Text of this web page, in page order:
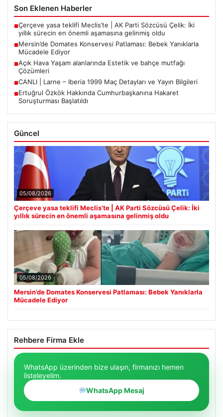
Son Eklenen Haberler
■Çerçeve yasa teklifi Meclis’te | AK Parti Sözcüsü Çelik: İki
yıllık sürecin en önemli aşamasına gelinmiş oldu
■Mersin’de Domates Konservesi Patlaması: Bebek Yanıklarla
Mücadele Ediyor
■Açık Hava Yaşam alanlarında Estetik ve bahçe mutfağı
Çözümleri
■CANLI | Larne – Iberia 1999 Maç Detayları ve Yayın Bilgileri
■Ertuğrul Özkök Hakkında Cumhurbaşkanına Hakaret
Soruşturması Başlatıldı
Güncel
05/08/2026
Çerçeve yasa teklifi Meclis’te | AK Parti Sözcüsü Çelik: İki
yıllık sürecin en önemli aşamasına gelinmiş oldu
05/08/2026
Mersin’de Domates Konservesi Patlaması: Bebek Yanıklarla
Mücadele Ediyor
Rehbere Firma Ekle
WhatsApp üzerinden bize ulaşın, firmanızı hemen
listeleyelim.
WhatsApp Mesaj